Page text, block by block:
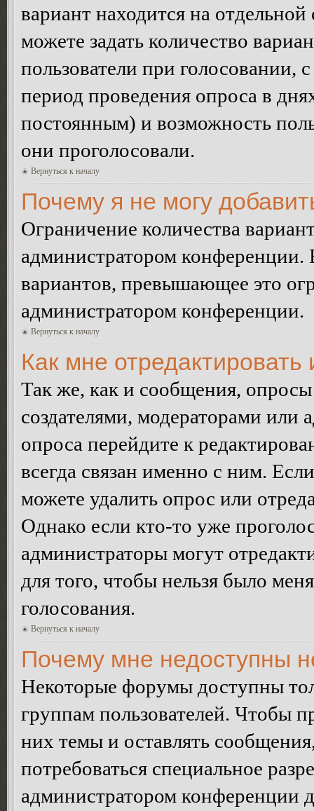
вариант находится на
можете задать количество
пользователи при
период проведения опроса в
постоянным) и возможность
они проголосовали.
Вернуться к началу
Почему я не могу
Ограничение количества
администратором конференции.
вариантов, превышающее это
администратором конференции.
Вернуться к началу
Как мне
Так же, как и сообщения, опросы
создателями, модераторами или
опроса перейдите к
всегда связан именно с ним.
можете удалить опрос или
Однако если кто-то уже
администраторы могут
для того, чтобы нельзя было
голосования.
Вернуться к началу
Почему мне недоступны
Некоторые форумы доступны
группам пользователей. Чтобы
них темы и оставлять
потребоваться специальное
администратором конференции